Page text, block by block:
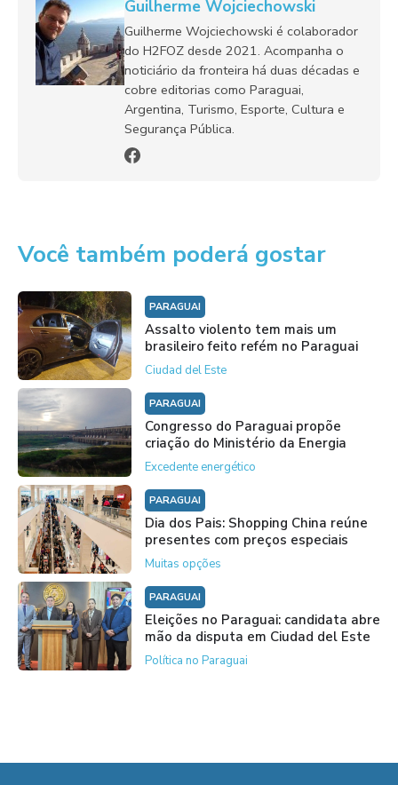
Guilherme Wojciechowski
Guilherme Wojciechowski é colaborador
do H2FOZ desde 2021. Acompanha o
noticiário da fronteira há duas décadas e
cobre editorias como Paraguai,
Argentina, Turismo, Esporte, Cultura e
Segurança Pública.
Você também poderá gostar
PARAGUAI
Assalto violento tem mais um
brasileiro feito refém no Paraguai
Ciudad del Este
PARAGUAI
Congresso do Paraguai propõe
criação do Ministério da Energia
Excedente energético
PARAGUAI
Dia dos Pais: Shopping China reúne
presentes com preços especiais
Muitas opções
PARAGUAI
Eleições no Paraguai: candidata abre
mão da disputa em Ciudad del Este
Política no Paraguai